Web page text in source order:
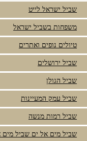
שביל ישראל לייט
משפחות בשביל ישראל
טיולים נופים ואתרים
שביל ירושלים
שביל הגולן
שביל עמק המעיינות
שביל רמות מנשה
שביל מים אל ים שביל מים